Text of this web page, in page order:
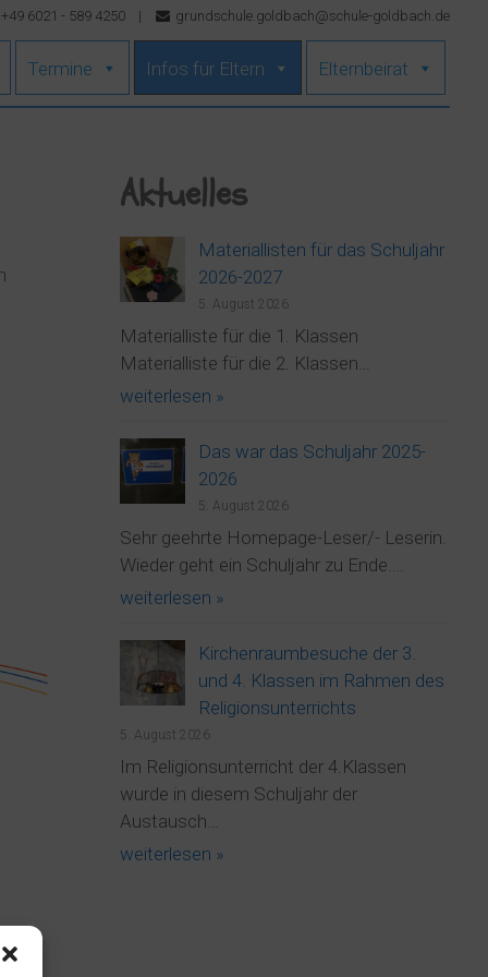
+49 6021 - 589 4250| grundschule.goldbach@schule-goldbach.de
Termine Infos für Eltern Elternbeirat
Aktuelles
Materiallisten für das Schuljahr
2026-2027
5. August 2026
Materialliste für die 1. Klassen
Materialliste für die 2. Klassen…
weiterlesen »
Das war das Schuljahr 2025-
2026
5. August 2026
Sehr geehrte Homepage-Leser/- Leserin.
Wieder geht ein Schuljahr zu Ende.…
weiterlesen »
Kirchenraumbesuche der 3.
und 4. Klassen im Rahmen des
Religionsunterrichts
5. August 2026
Im Religionsunterricht der 4.Klassen
wurde in diesem Schuljahr der
Austausch…
weiterlesen »